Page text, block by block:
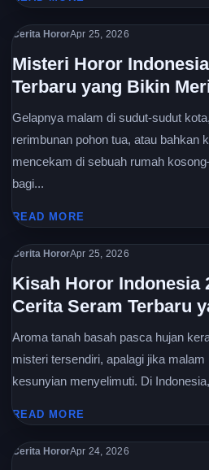
Cerita HororApr 25, 2026
Misteri Horor
Terbaru yang Bikin
Gelapnya malam di sudut-sudut
rerimbunan pohon tua, atau bahkan
mencekam di sebuah rumah
bagi...
READ MORE
Cerita HororApr 25, 2026
Kisah Horor Indonesia
Cerita Seram Terbaru
Aroma tanah basah pasca hujan
misteri tersendiri, apalagi jika
kesunyian menyelimuti. Di
READ MORE
Cerita HororApr 24, 2026